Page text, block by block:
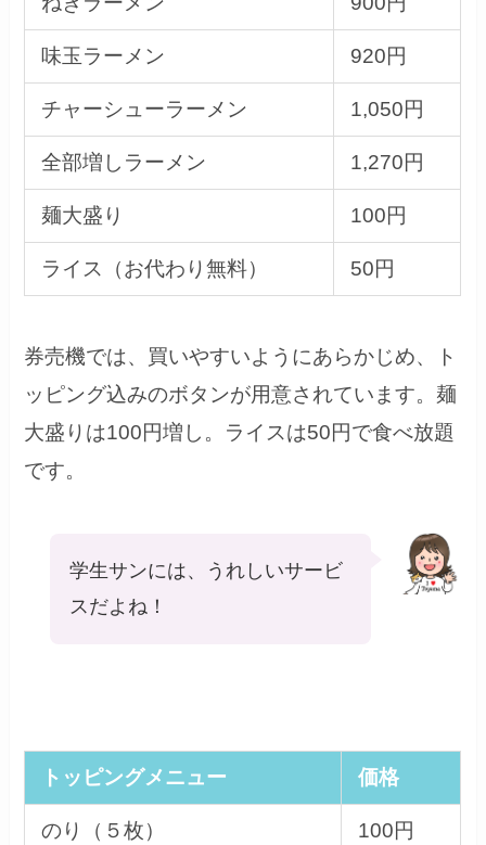
味玉ラーメン 920円
チャーシューラーメン 1,050円
全部増しラーメン 1,270円
麺大盛り 100円
ライス（お代わり無料） 50円
券売機では、買いやすいようにあらかじめ、ト
ッピング込みのボタンが用意されています。麺
大盛りは100円増し。ライスは50円で食べ放題
です。
学生サンには、うれしいサービ
スだよね！
トッピングメニュー 価格
のり（５枚） 100円